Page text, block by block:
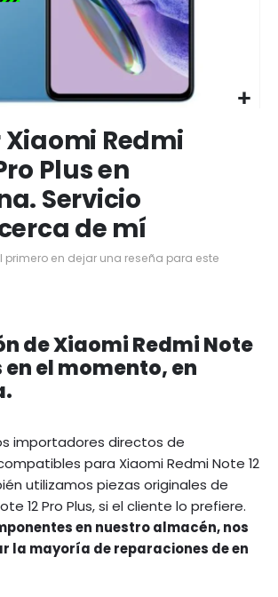
Redmi
Plus en
Servicio
de mí
primero en dejar una reseña para este
de Xiaomi Redmi Note
en el momento, en
importadores directos de
para Xiaomi Redmi Note 12
utilizamos piezas originales de
12 Pro Plus, si el cliente lo prefiere.
en nuestro almacén, nos
la mayoría de reparaciones de en